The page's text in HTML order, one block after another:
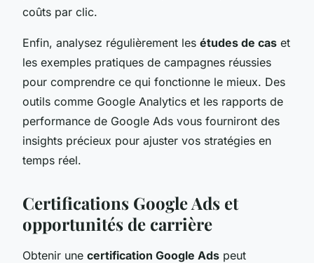
coûts par clic.
Enfin, analysez régulièrement les études de cas et
les exemples pratiques de campagnes réussies
pour comprendre ce qui fonctionne le mieux. Des
outils comme Google Analytics et les rapports de
performance de Google Ads vous fourniront des
insights précieux pour ajuster vos stratégies en
temps réel.
Certifications Google Ads et
opportunités de carrière
Obtenir une certification Google Ads peut